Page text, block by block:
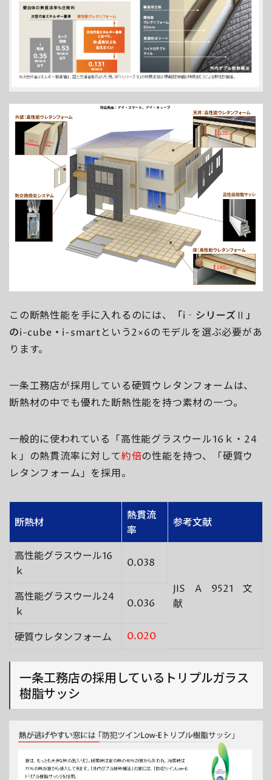
この断熱性能を手に入れるのには、
「i‐シリーズⅡ」
のi-cube・i-smartという2×6のモデルを選ぶ必要があ
ります。
一条工務店が採用している硬質ウレタンフォームは、
断熱材の中でも優れた断熱性能を持つ素材の一つ。
一般的に使われている「高性能グラスウール16ｋ・24
ｋ」の熱貫流率に対して約倍の性能を持つ、「硬質ウ
レタンフォーム」を採用。
断熱材
熱貫流
率
参考文献
高性能グラスウール16
ｋ
0.038
JIS A 9521 文
献
高性能グラスウール24
ｋ
0.036
硬質ウレタンフォーム 0.020
一条工務店の採用しているトリプルガラス
樹脂サッシ